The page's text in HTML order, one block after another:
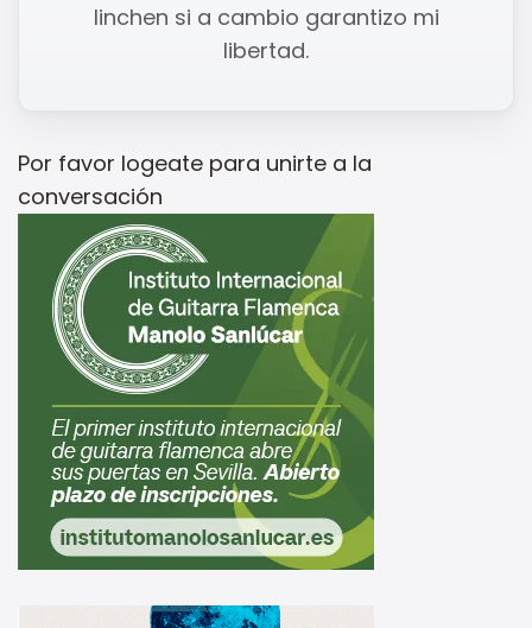
linchen si a cambio garantizo mi
libertad.
Por favor logeate para unirte a la
conversación